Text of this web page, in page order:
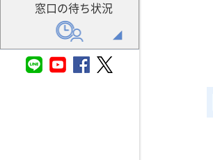
窓口の待ち状況